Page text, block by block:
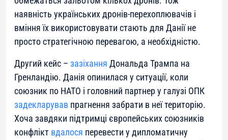
наявність українських дронів-перехоплювачів і
вміння їх використовувати стають для Данії не
просто стратегічною перевагою, а необхідністю.
Другий кейс – зазіхання Дональда Трампа на
Гренландію. Данія опинилася у ситуації, коли
союзник по НАТО і головний партнер у галузі ОПК
задекларував прагнення забрати в неї територію.
Хоча завдяки підтримці європейських союзників
конфлікт вдалося перевести у дипломатичну